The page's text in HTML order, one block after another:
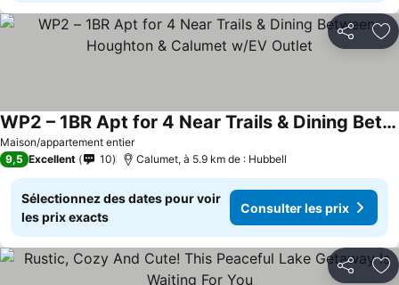
Partager
Maison/appartement entier
WP2 – 1BR Apt for 4 Near Trails & Dining Between Houghton & Calumet w/EV Outlet
9,5 Excellent 10 Calumet, à 5.9 km de : Hubbell
Sélectionnez des dates pour voir
les prix exacts
Consulter les prix
Partager